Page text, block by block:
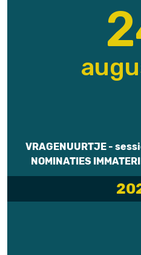
VRAGENUURTJE -
NOMINATIES